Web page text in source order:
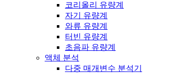
코리올리 유량계
자기 유량계
와류 유량계
터빈 유량계
초음파 유량계
액체 분석
다중 매개변수 분석기